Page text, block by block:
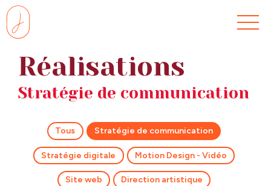
Skip
to
Réalisations
Stratégie de communication
Tous Stratégie de communication
Stratégie digitale Motion Design - Vidéo
Site web Direction artistique